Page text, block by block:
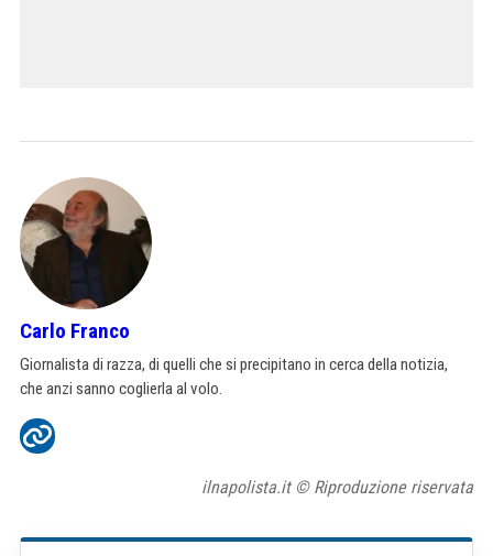
Carlo Franco
Giornalista di razza, di quelli che si precipitano in cerca della notizia,
che anzi sanno coglierla al volo.
ilnapolista.it © Riproduzione riservata